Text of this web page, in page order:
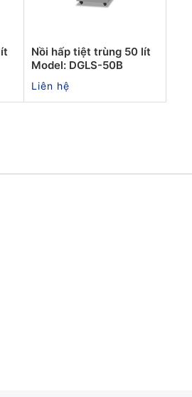
Nồi hấp tiệt trùng 50 lít
Model: DGLS-50B
Liên hệ